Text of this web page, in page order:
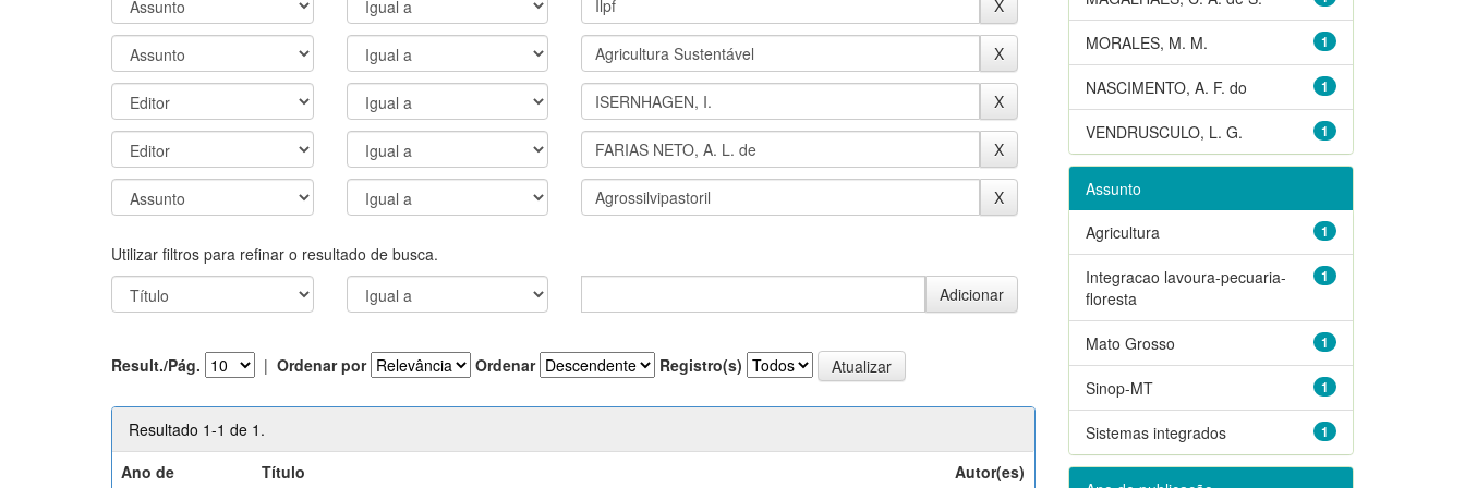
Utilizar filtros para refinar o resultado de busca.
Result./Pág. | Ordenar por Ordenar Registro(s)
Resultado 1-1 de 1.
Ano de
Título Autor(es)
1
MORALES, M. M.
1
NASCIMENTO, A. F. do
1
VENDRUSCULO, L. G.
Assunto
1
Agricultura
1
Integracao lavoura-pecuaria-
floresta
1
Mato Grosso
1
Sinop-MT
1
Sistemas integrados